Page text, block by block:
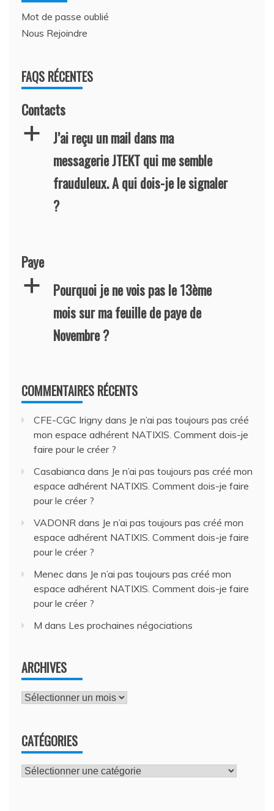
Mot de passe oublié
Nous Rejoindre
FAQS RÉCENTES
Contacts
a
J’ai reçu un mail dans ma
messagerie JTEKT qui me semble
frauduleux. A qui dois-je le signaler
?
Paye
a
Pourquoi je ne vois pas le 13ème
mois sur ma feuille de paye de
Novembre ?
COMMENTAIRES RÉCENTS
CFE-CGC Irigny dans Je n’ai pas toujours pas créé
mon espace adhérent NATIXIS. Comment dois-je
faire pour le créer ?
Casabianca dans Je n’ai pas toujours pas créé mon
espace adhérent NATIXIS. Comment dois-je faire
pour le créer ?
VADONR dans Je n’ai pas toujours pas créé mon
espace adhérent NATIXIS. Comment dois-je faire
pour le créer ?
Menec dans Je n’ai pas toujours pas créé mon
espace adhérent NATIXIS. Comment dois-je faire
pour le créer ?
M dans Les prochaines négociations
ARCHIVES
Archives
CATÉGORIES
Catégories